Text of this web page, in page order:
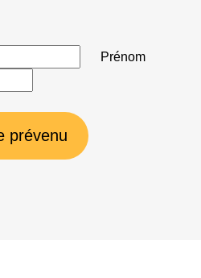
Prénom
prévenu